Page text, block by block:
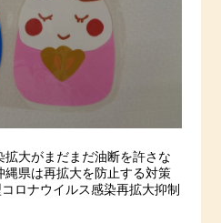
大がまだまだ油断を許さな
縄県は再拡大を防止する対策
ロナウイルス感染再拡大抑制